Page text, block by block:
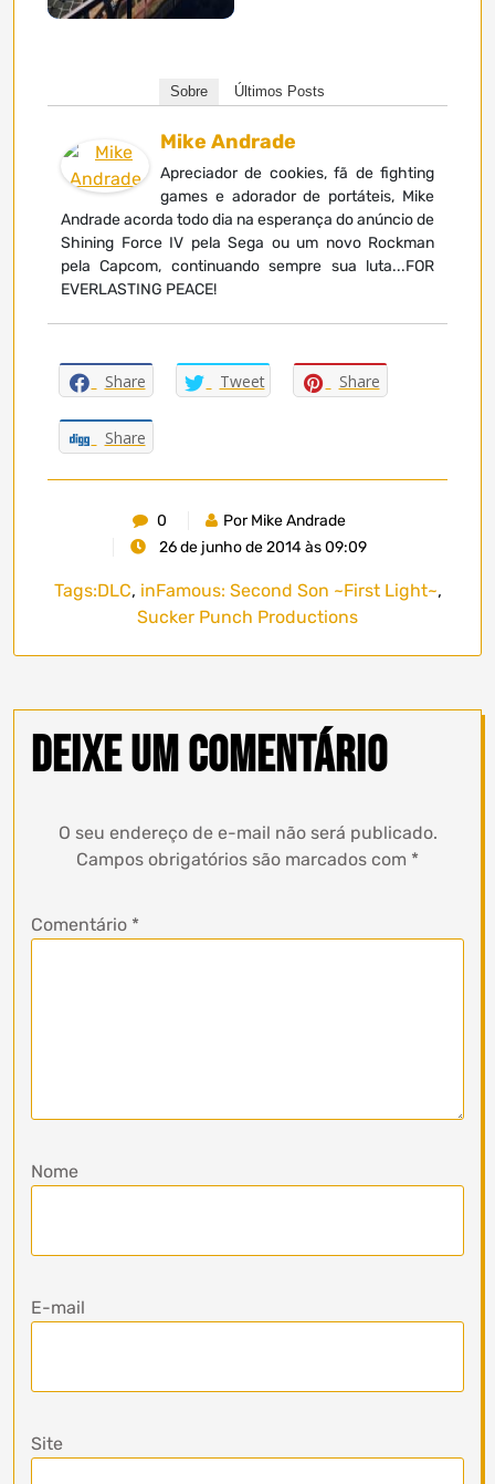
Sobre Últimos Posts
Mike Andrade
Apreciador de cookies, fã de fighting
games e adorador de portáteis, Mike
Andrade acorda todo dia na esperança do anúncio de
Shining Force IV pela Sega ou um novo Rockman
pela Capcom, continuando sempre sua luta...FOR
EVERLASTING PEACE!
Share Tweet Share
Share
0
Por Mike Andrade
26 de junho de 2014 às 09:09
Tags:DLC, inFamous: Second Son ~First Light~,
Sucker Punch Productions
Deixe um comentário
O seu endereço de e-mail não será publicado.
Campos obrigatórios são marcados com *
Comentário *
Nome
E-mail
Site